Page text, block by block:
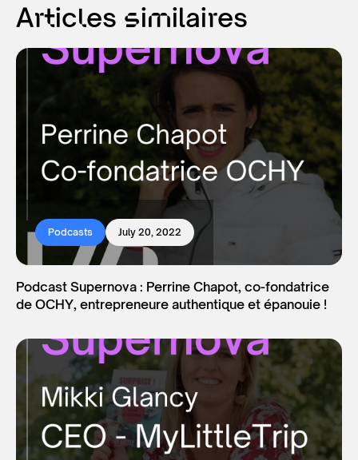
Articles similaires
Podcasts July 20, 2022
Podcast Supernova : Perrine Chapot, co-fondatrice
de OCHY, entrepreneure authentique et épanouie !